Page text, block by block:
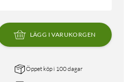
LÄGG I VARUKORGEN
Öppet köp i 100 dagar